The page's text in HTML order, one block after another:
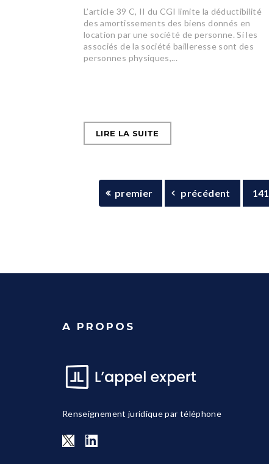
L’article 39 C, II du CGI limite la déductibilité
des amortissements des biens donnés en
location par une société de personne. Si les
associés de la société bailleresse sont des
personnes physiques,...
LIRE LA SUITE
premier précédent 141
A PROPOS
Renseignement juridique par téléphone